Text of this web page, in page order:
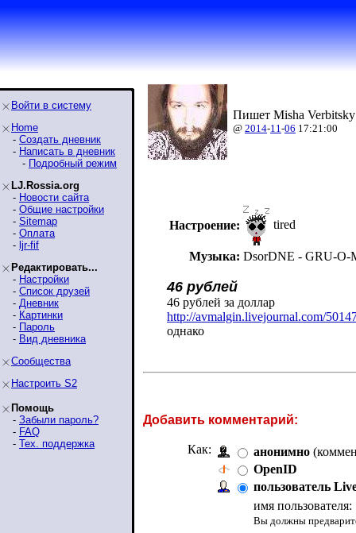
Войти в систему
Home
- Создать дневник
- Написать в дневник
- Подробный режим
LJ.Rossia.org
- Новости сайта
- Общие настройки
- Sitemap
- Оплата
- ljr-fif
Редактировать...
- Настройки
- Список друзей
- Дневник
- Картинки
- Пароль
- Вид дневника
Сообщества
Настроить S2
Помощь
- Забыли пароль?
- FAQ
- Тех. поддержка
Пишет Misha
@ 2014-11-06 17:21:00
Настроение: tired
Музыка: DsorDNE - GRU-O-
46 рублей
46 рублей за доллар
http://avmalgin.livejournal.com/501
однако
Добавить комментарий:
Как: анонимно
OpenID
пользователь
имя пользователя:
Вы должны